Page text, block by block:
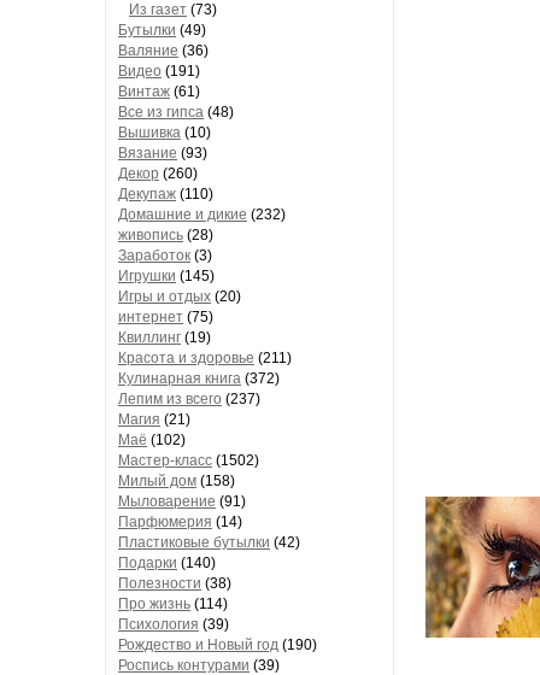
Из газет (73)
Бутылки (49)
Валяние (36)
Видео (191)
Винтаж (61)
Все из гипса (48)
Вышивка (10)
Вязание (93)
Декор (260)
Декупаж (110)
Домашние и дикие (232)
живопись (28)
Заработок (3)
Игрушки (145)
Игры и отдых (20)
интернет (75)
Квиллинг (19)
Красота и здоровье (211)
Кулинарная книга (372)
Лепим из всего (237)
Магия (21)
Маё (102)
Мастер-класс (1502)
Милый дом (158)
Мыловарение (91)
Парфюмерия (14)
Пластиковые бутылки (42)
Подарки (140)
Полезности (38)
Про жизнь (114)
Психология (39)
Рождество и Новый год (190)
Роспись контурами (39)